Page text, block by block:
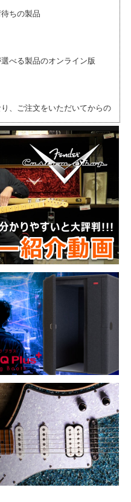
ちの製品
べる製品のオンライン版
、ご注文をいただいてからの